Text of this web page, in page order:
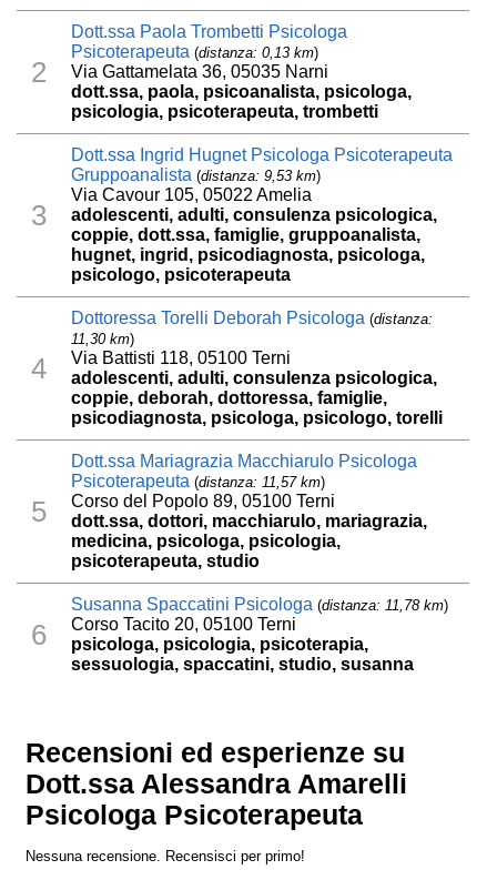
2
Dott.ssa Paola Trombetti Psicologa
Psicoterapeuta (distanza: 0,13 km)
Via Gattamelata 36, 05035 Narni
dott.ssa, paola, psicoanalista, psicologa,
psicologia, psicoterapeuta, trombetti
3
Dott.ssa Ingrid Hugnet Psicologa Psicoterapeuta
Gruppoanalista (distanza: 9,53 km)
Via Cavour 105, 05022 Amelia
adolescenti, adulti, consulenza psicologica,
coppie, dott.ssa, famiglie, gruppoanalista,
hugnet, ingrid, psicodiagnosta, psicologa,
psicologo, psicoterapeuta
4
Dottoressa Torelli Deborah Psicologa (distanza:
11,30 km)
Via Battisti 118, 05100 Terni
adolescenti, adulti, consulenza psicologica,
coppie, deborah, dottoressa, famiglie,
psicodiagnosta, psicologa, psicologo, torelli
5
Dott.ssa Mariagrazia Macchiarulo Psicologa
Psicoterapeuta (distanza: 11,57 km)
Corso del Popolo 89, 05100 Terni
dott.ssa, dottori, macchiarulo, mariagrazia,
medicina, psicologa, psicologia,
psicoterapeuta, studio
6
Susanna Spaccatini Psicologa (distanza: 11,78 km)
Corso Tacito 20, 05100 Terni
psicologa, psicologia, psicoterapia,
sessuologia, spaccatini, studio, susanna
Recensioni ed esperienze su
Dott.ssa Alessandra Amarelli
Psicologa Psicoterapeuta
Nessuna recensione. Recensisci per primo!